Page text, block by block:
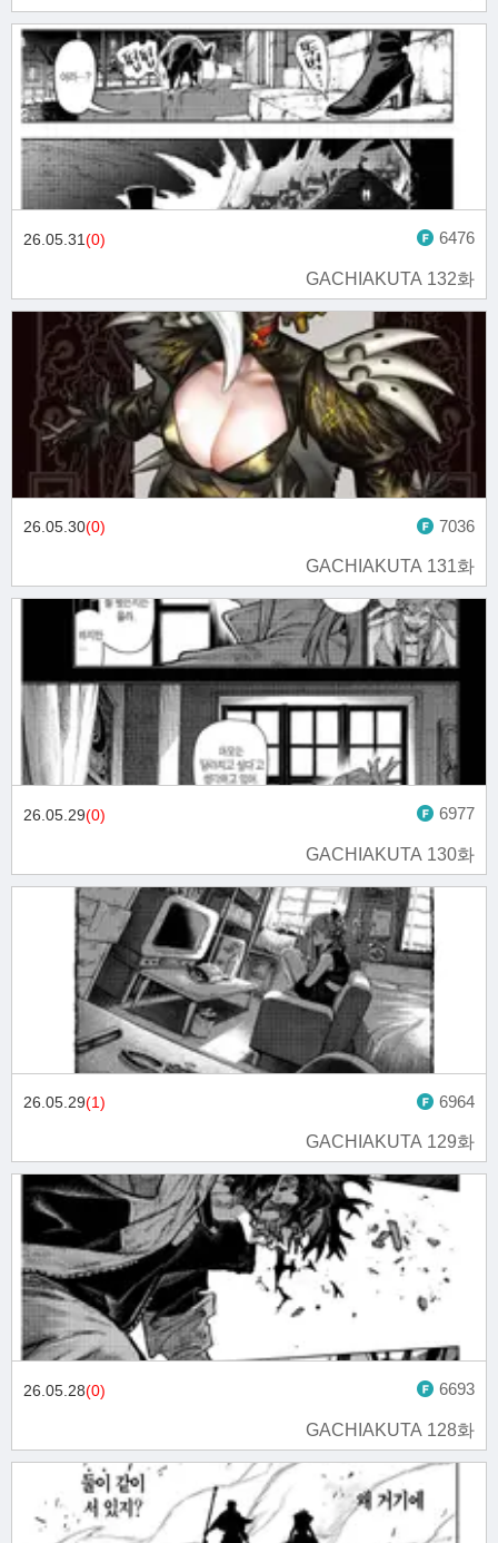
GACHIAKUTA 132화
26.05.31(0) 6476
GACHIAKUTA 131화
26.05.30(0) 7036
GACHIAKUTA 130화
26.05.29(0) 6977
GACHIAKUTA 129화
26.05.29(1) 6964
GACHIAKUTA 128화
26.05.28(0) 6693